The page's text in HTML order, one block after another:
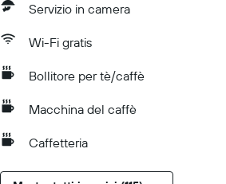
Servizio in camera
Wi-Fi gratis
Bollitore per tè/caffè
Macchina del caffè
Caffetteria